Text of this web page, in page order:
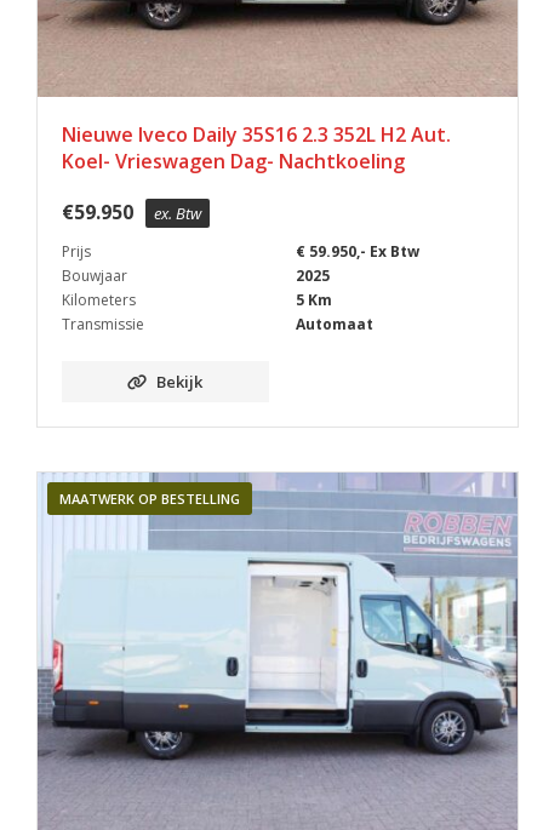
Nieuwe Iveco Daily 35S16 2.3 352L H2 Aut.
Koel- Vrieswagen Dag- Nachtkoeling
€59.950 ex. Btw
Prijs
€ 59.950,- Ex Btw
Bouwjaar
2025
Kilometers
5 Km
Transmissie
Automaat
Bekijk
MAATWERK OP BESTELLING